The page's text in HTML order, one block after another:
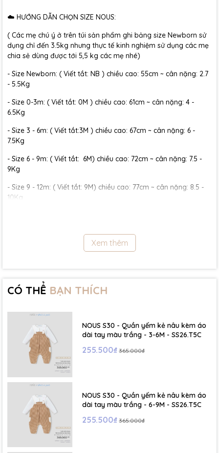
☁️ HƯỚNG DẪN CHỌN SIZE NOUS:
( Các mẹ chú ý ở trên túi sản phẩm ghi bảng size Newborn sử
dụng chỉ đến 3.5kg nhưng thực tế kinh nghiệm sử dụng các mẹ
chia sẻ dùng được tới 5,5 kg các mẹ nhé)
- Size Newborn: ( Viết tắt: NB ) chiều cao: 55cm ~ cân nặng: 2.7
- 5.5Kg
- Size 0-3m: ( Viết tắt: 0M ) chiều cao: 61cm ~ cân nặng: 4 -
6.5Kg
- Size 3 - 6m: ( Viết tắt:3M ) chiều cao: 67cm ~ cân nặng: 6 -
7.5Kg
- Size 6 - 9m: ( Viết tắt: 6M) chiều cao: 72cm ~ cân nặng: 7.5 -
9Kg
- Size 9 - 12m: ( Viết tắt: 9M) chiều cao: 77cm ~ cân nặng: 8.5 -
10Kg
- Size 18 - 24m:( Viết tắt: 18M) chiều cao: 86cm ~ cân nặng: 11.5 -
15Kg
17Kg
- Size 4 - 5Y: ( Viết tắt: 4Y) chiều cao: 107 - 114cm ~ cân nặng: 17
- Size 5 - 6Y: ( Viết tắt: 5Y) chiều cao: 114 - 122cm ~ cân nặng: 19
☁️ Bảng Size Mũ, Giày và Phụ kiện :
- NB : Dưới 6 kg
- Size S: 0-6 tháng
Xem thêm
CÓ THỂ BẠN THÍCH
NOUS S30 - Quần yếm kẻ nâu kèm áo
dài tay màu trắng - 3-6M - SS26.T5C
255.500₫ 365.000₫
NOUS S30 - Quần yếm kẻ nâu kèm áo
dài tay màu trắng - 6-9M - SS26.T5C
255.500₫ 365.000₫